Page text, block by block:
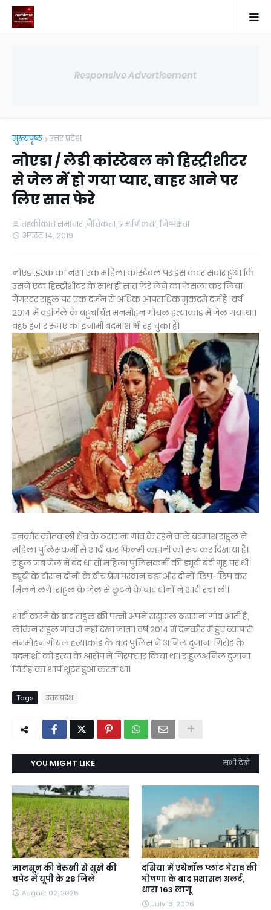
Responsive Advertisement
मुख्यपृष्ठ उत्तर प्रदेश
नोएडा / लेडी कांस्टेबल को हिस्ट्रीशीटर
से जेल में हो गया प्यार, बाहर आने पर
लिए सात फेरे
तहकीकात समाचार ,नैतिकता, प्रमाणिकता, निष्पक्षता
अगस्त 14, 2019
नोएडा.इश्क का नशा एक महिला कांस्टेबल पर इस कदर सवार हुआ कि
उसने एक हिस्ट्रीशीटर के साथ ही सात फेरे लेने का फैसला कर लिया।
गैंगस्टर राहुल पर एक दर्जन से अधिक आपराधिक मुकदमे दर्ज हैं। वर्ष
2014 में वहजिले के बहुचर्चित मनमोहन गोयल हत्याकांड में जेल गया था।
वह5 हजार रुपए का इनामी बदमाश भी रह चुका है।
दनकौर कोतवाली क्षेत्र के ठसराना गांव के रहने वाले बदमाश राहुल ने
महिला पुलिसकर्मी से शादी कर फिल्मी कहानी को सच कर दिखाया है।
राहुल जब जेल में बंद था तो महिला पुलिसकर्मी की ड्यूटी बंदी गृह पर थी।
ड्यूटी के दौरान दोनों के बीच प्रेम परवान चढ़ा और दोनों छिप-छिप कर
मिलने लगे। राहुल के जेल से छूटने के बाद दोनों ने शादी रचा ली।
शादी करने के बाद राहुल की पत्नी अपने ससुराल ठसराना गांव आती है,
लेकिन राहुल गांव में नहीं देखा जाता। वर्ष 2014 में दनकौर में हुए व्यापारी
मनमोहन गोयल हत्याकांड के बाद पुलिस ने अनिल दुजाना गिरोह के
बदमाशों को हत्या के आरोप में गिरफ्तार किया था। राहुलअनिल दुजाना
गिरोह का शार्प शूटर हुआ करता था।
Tags उत्तर प्रदेश
YOU MIGHT LIKE सभी देखें
मानसून की बेरुखी से सूखे की
चपेट में यूपी के 28 जिले
August 02, 2026
दसिया में एथेनॉल प्लांट घेराव की
घोषणा के बाद प्रशासन अलर्ट,
धारा 163 लागू
July 13, 2026